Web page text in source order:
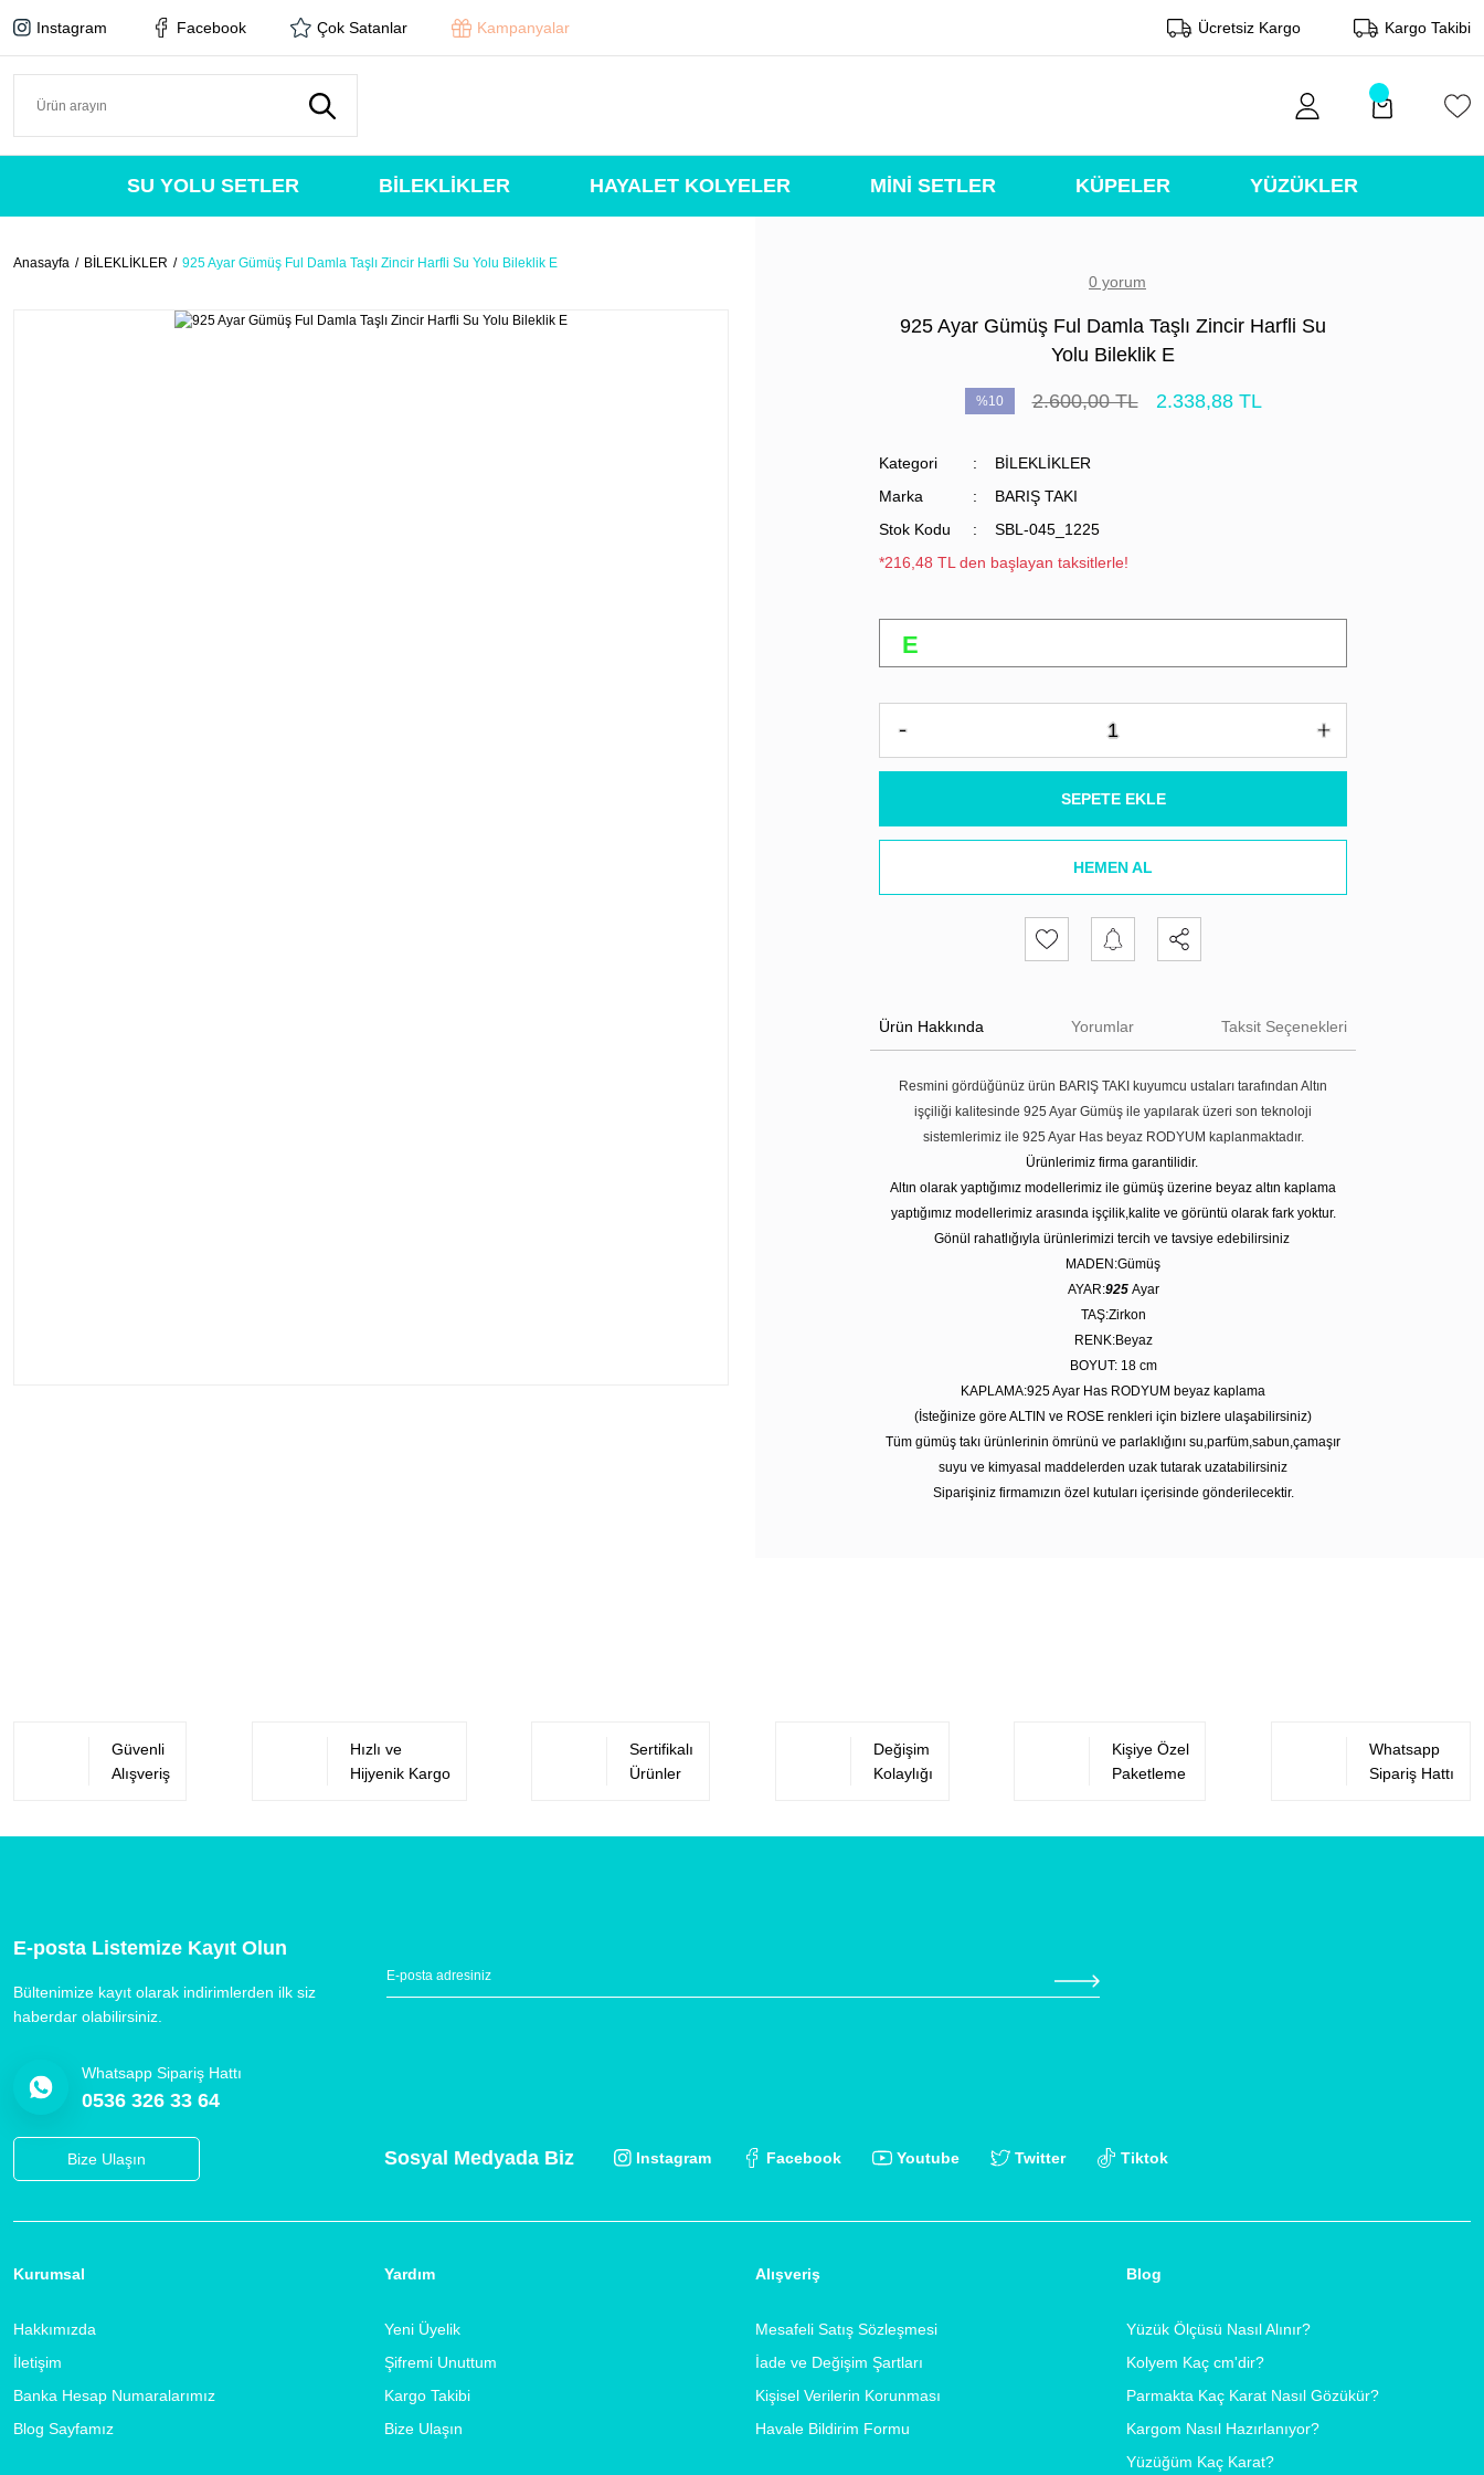
Instagram Facebook Çok Satanlar Kampanyalar Ücretsiz Kargo Kargo Takibi
SU YOLU SETLER BİLEKLİKLER HAYALET KOLYELER MİNİ SETLER KÜPELER YÜZÜKLER
Anasayfa BİLEKLİKLER 925 Ayar Gümüş Ful Damla Taşlı Zincir Harfli Su Yolu Bileklik E
0 yorum
925 Ayar Gümüş Ful Damla Taşlı Zincir Harfli Su
Yolu Bileklik E
%10 2.600,00 TL 2.338,88 TL
Kategori
BİLEKLİKLER
Marka
BARIŞ TAKI
Stok Kodu
SBL-045_1225
*216,48 TL den başlayan taksitlerle!
SEPETE EKLE
HEMEN AL
Ürün Hakkında Yorumlar Taksit Seçenekleri
Resmini gördüğünüz ürün BARIŞ TAKI kuyumcu ustaları tarafından Altın
işçiliği kalitesinde 925 Ayar Gümüş ile yapılarak üzeri son teknoloji
sistemlerimiz ile 925 Ayar Has beyaz RODYUM kaplanmaktadır.
Ürünlerimiz firma garantilidir.
Altın olarak yaptığımız modellerimiz ile gümüş üzerine beyaz altın kaplama
yaptığımız modellerimiz arasında işçilik,kalite ve görüntü olarak fark yoktur.
Gönül rahatlığıyla ürünlerimizi tercih ve tavsiye edebilirsiniz
MADEN:Gümüş
AYAR:925 Ayar
TAŞ:Zirkon
RENK:Beyaz
BOYUT: 18 cm
KAPLAMA:925 Ayar Has RODYUM beyaz kaplama
(İsteğinize göre ALTIN ve ROSE renkleri için bizlere ulaşabilirsiniz)
Tüm gümüş takı ürünlerinin ömrünü ve parlaklığını su,parfüm,sabun,çamaşır
suyu ve kimyasal maddelerden uzak tutarak uzatabilirsiniz
Siparişiniz firmamızın özel kutuları içerisinde gönderilecektir.
Güvenli
Alışveriş
Hızlı ve
Hijyenik Kargo
Sertifikalı
Ürünler
Değişim
Kolaylığı
Kişiye Özel
Paketleme
Whatsapp
Sipariş Hattı
E-posta Listemize Kayıt Olun
Bültenimize kayıt olarak indirimlerden ilk siz
haberdar olabilirsiniz.
Whatsapp Sipariş Hattı
0536 326 33 64
Bize Ulaşın Sosyal Medyada Biz Instagram Facebook Youtube Twitter Tiktok
Kurumsal
Hakkımızda
İletişim
Banka Hesap Numaralarımız
Blog Sayfamız
Yardım
Yeni Üyelik
Şifremi Unuttum
Kargo Takibi
Bize Ulaşın
Alışveriş
Mesafeli Satış Sözleşmesi
İade ve Değişim Şartları
Kişisel Verilerin Korunması
Havale Bildirim Formu
Blog
Yüzük Ölçüsü Nasıl Alınır?
Kolyem Kaç cm'dir?
Parmakta Kaç Karat Nasıl Gözükür?
Kargom Nasıl Hazırlanıyor?
Yüzüğüm Kaç Karat?